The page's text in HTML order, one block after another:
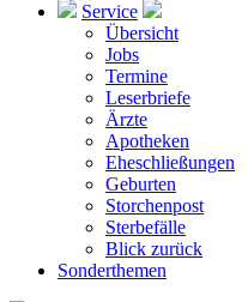
Service
Übersicht
Jobs
Termine
Leserbriefe
Ärzte
Apotheken
Eheschließungen
Geburten
Storchenpost
Sterbefälle
Blick zurück
Sonderthemen